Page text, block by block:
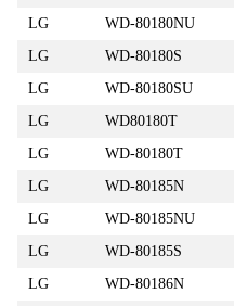
LG
WD-80180NU
LG
WD-80180S
LG
WD-80180SU
LG
WD80180T
LG
WD-80180T
LG
WD-80185N
LG
WD-80185NU
LG
WD-80185S
LG
WD-80186N